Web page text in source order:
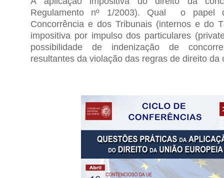
Regulamento nº 1/2003). Qual o papel
Concorrência e dos Tribunais (internos e do
impositiva por impulso dos particulares
possibilidade de indenização de
resultantes da violação das regras de direito da